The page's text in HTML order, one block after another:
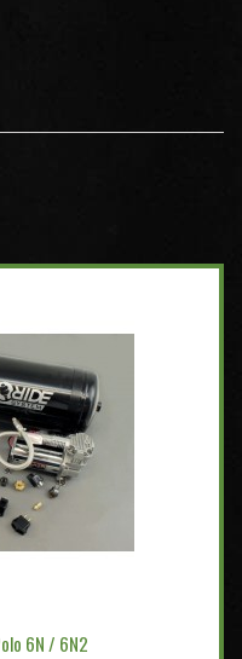
6N / 6N2